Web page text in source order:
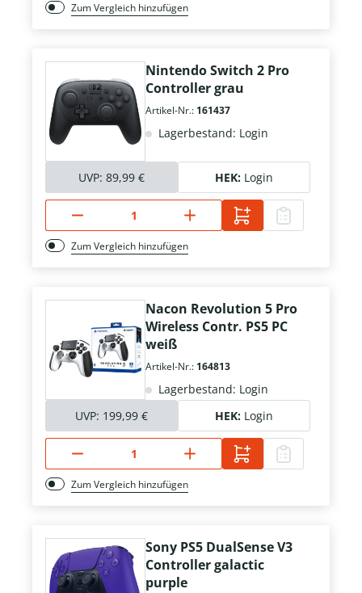
Zum Vergleich hinzufügen
Nintendo Switch 2 Pro
Controller grau
Artikel-Nr.: 161437
Lagerbestand: Login
UVP: 89,99 € HEK: Login
Zum Vergleich hinzufügen
Nacon Revolution 5 Pro
Wireless Contr. PS5 PC
weiß
Artikel-Nr.: 164813
Lagerbestand: Login
UVP: 199,99 € HEK: Login
Zum Vergleich hinzufügen
Sony PS5 DualSense V3
Controller galactic
purple